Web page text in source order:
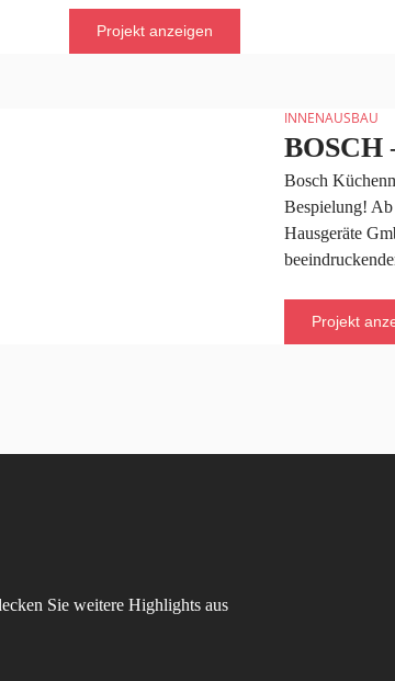
Projekt anzeigen
INNENAUSBAU
BOSCH
Bosch
Bespielung!
Hausgeräte
Projekt
Sie weitere Highlights aus